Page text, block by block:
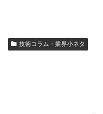
技術コラム・業界小ネタ